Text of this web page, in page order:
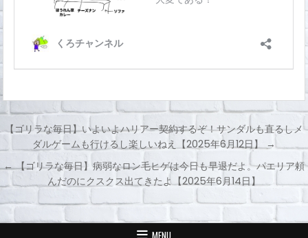
投
稿
ナ
ビ
【ゴリラな毎日】いよいよハリアー契約するぞ！サンダルも直るしメ
ダルゲームも行けるし楽しいねえ【2025年6月12日】 →
← 【ゴリラな毎日】病弱なロン毛ヒゲは今日も早退だよ。パエリア頼
んだのにクスクス出てきたよ【2025年6月14日】
MENU